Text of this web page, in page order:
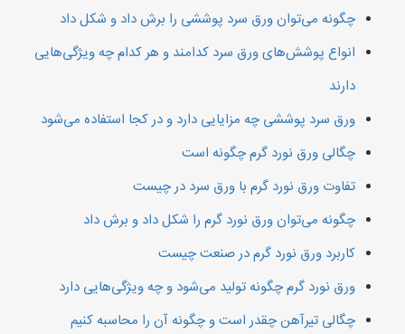
چگونه می‌توان ورق سرد پوششی را برش داد و شکل داد
انواع پوشش‌های ورق سرد کدامند و هر کدام چه ویژگی‌هایی
دارند
ورق سرد پوششی چه مزایایی دارد و در کجا استفاده می‌شود
چگالی ورق نورد گرم چگونه است
تفاوت ورق نورد گرم با ورق سرد در چیست
چگونه می‌توان ورق نورد گرم را شکل داد و برش داد
کاربرد ورق نورد گرم در صنعت چیست
ورق نورد گرم چگونه تولید می‌شود و چه ویژگی‌هایی دارد
چگالی تیرآهن چقدر است و چگونه آن را محاسبه کنیم